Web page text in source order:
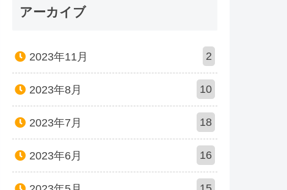
アーカイブ
2023年11月 2
2023年8月 10
2023年7月 18
2023年6月 16